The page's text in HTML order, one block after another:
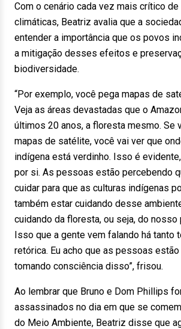
Com o cenário cada vez mais crítico de
climáticas, Beatriz avalia que a
entender a importância que os povos
a mitigação desses efeitos e
biodiversidade.
“Por exemplo, você pega mapas de
Veja as áreas devastadas que o
últimos 20 anos, a floresta mesmo. Se
mapas de satélite, você vai ver que
indígena está verdinho. Isso é
por si. As pessoas estão percebendo
cuidar para que as culturas indígenas
também estar cuidando desse
cuidando da floresta, ou seja, do nosso
Isso que a gente vem falando há tanto
retórica. Eu acho que as pessoas
tomando consciência disso”, frisou.
Ao lembrar que Bruno e Dom Phillips
assassinados no dia em que se
do Meio Ambiente, Beatriz disse que